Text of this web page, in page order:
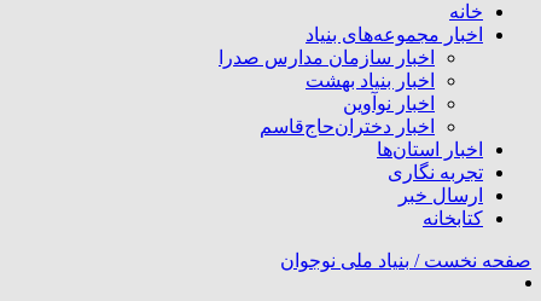
خانه
اخبار مجموعه‌های بنیاد
اخبار سازمان مدارس صدرا
اخبار بنیاد بهشت
اخبار نوآوین
اخبار دختران‌حاج‌قاسم
اخبار استان‌ها
تجربه نگاری
ارسال خبر
کتابخانه
صفحه نخست / بنیاد ملی نوجوان